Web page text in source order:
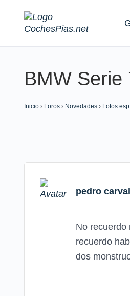
Buscar:
BMW Serie
Inicio › Foros › Novedades › Fotos
pedro
No recuerdo
recuerdo
dos